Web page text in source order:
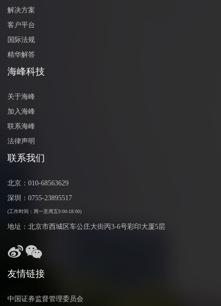
解决方案
客户平台
国际法规
精华解答
海峰科技
关于海峰
加入海峰
联系海峰
法律声明
联系我们
北京：010-68563629
深圳：0755-23895517
(工作时间：周一至周五9:00-18:00)
地址：北京市西城区车公庄大街丙3-6号彩印大厦5层
友情链接
中国证券监督管理委员会